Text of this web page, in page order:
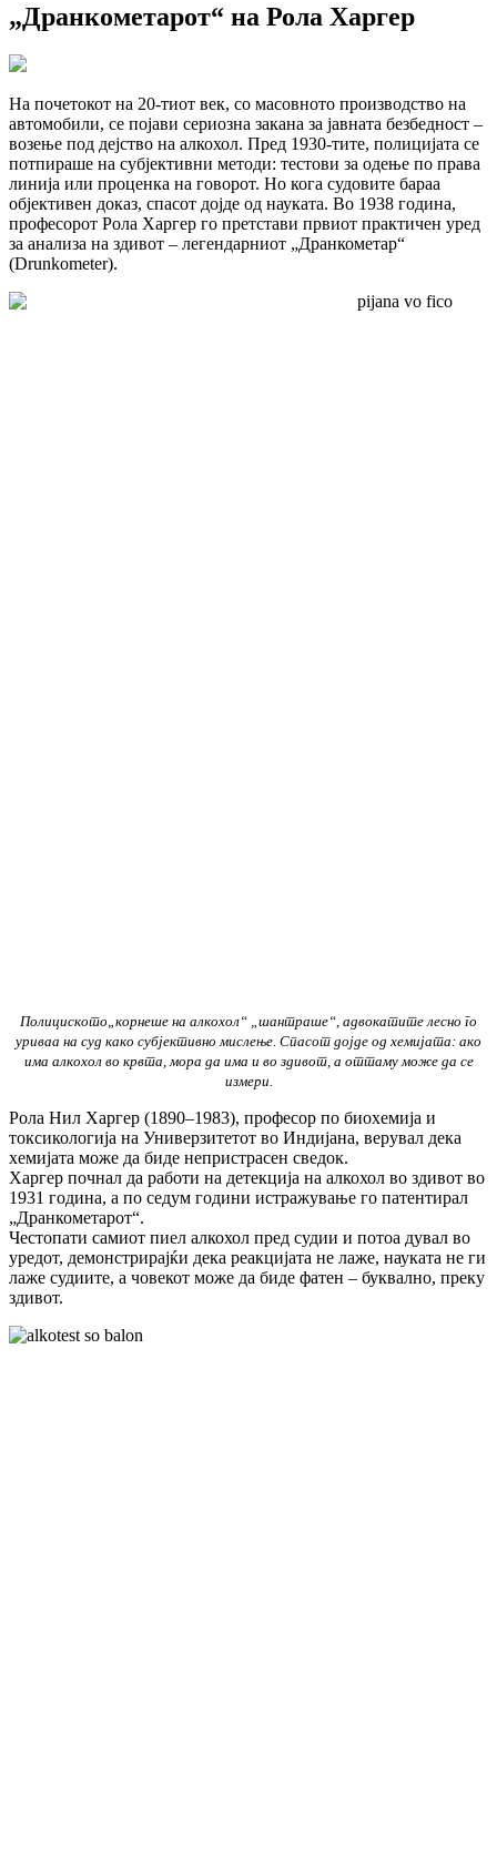
„Дранкометарот“ на Рола Харгер
На почетокот на 20-тиот век, со масовното производство на
автомобили, се појави сериозна закана за јавната безбедност –
возење под дејство на алкохол. Пред 1930-тите, полицијата се
потпираше на субјективни методи: тестови за одење по права
линија или проценка на говорот. Но кога судовите бараа
објективен доказ, спасот дојде од науката. Во 1938 година,
професорот Рола Харгер го претстави првиот практичен уред
за анализа на здивот – легендарниот „Дранкометар“
(Drunkometer).
Полициското„корнеше на алкохол“ „шантраше“, адвокатите лесно го
уриваа на суд како субјективно мислење. Спасот дојде од хемијата: ако
има алкохол во крвта, мора да има и во здивот, а оттаму може да се
измери.
Рола Нил Харгер (1890–1983), професор по биохемија и
токсикологија на Универзитетот во Индијана, верувал дека
хемијата може да биде непристрасен сведок.
Харгер почнал да работи на детекција на алкохол во здивот во
1931 година, а по седум години истражување го патентирал
„Дранкометарот“.
Честопати самиот пиел алкохол пред судии и потоа дувал во
уредот, демонстрирајќи дека реакцијата не лаже, науката не ги
лаже судиите, а човекот може да биде фатен – буквално, преку
здивот.